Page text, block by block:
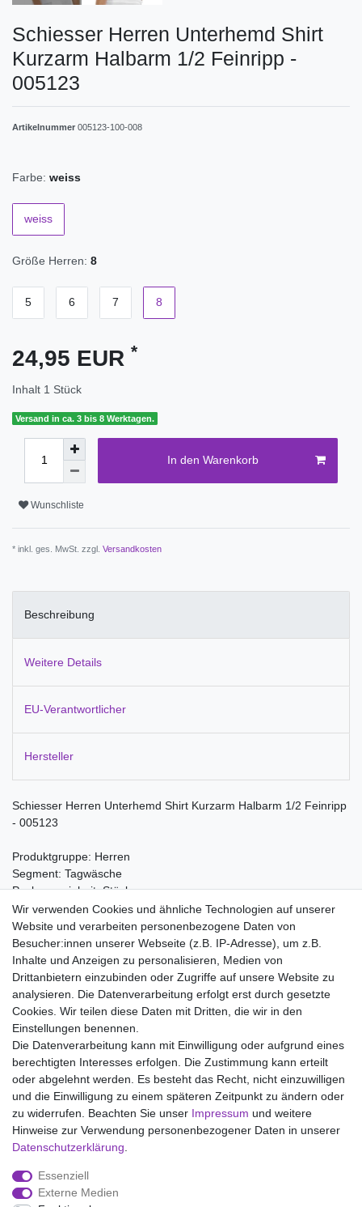
Schiesser Herren Unterhemd Shirt
Kurzarm Halbarm 1/2 Feinripp -
005123
Artikelnummer 005123-100-008
Farbe: weiss
weiss
Größe Herren: 8
5 6 7 8
24,95 EUR *
Inhalt 1 Stück
Versand in ca. 3 bis 8 Werktagen.
In den Warenkorb
Wunschliste
* inkl. ges. MwSt. zzgl. Versandkosten
Beschreibung
Weitere Details
EU-Verantwortlicher
Hersteller
Schiesser Herren Unterhemd Shirt Kurzarm Halbarm 1/2 Feinripp
- 005123
Produktgruppe: Herren
Segment: Tagwäsche
Packungseinheit: Stück
Material:
100% Baumwolle
Wir liefern mit DHL (auch Samstags)
Kostenloser Versand
14 Tage Rückgaberecht
Impressum Daten­schutz­erklärung AGB
Widerrufs­recht
Wir verwenden Cookies und ähnliche Technologien auf unserer
Website und verarbeiten personenbezogene Daten von
Besucher:innen unserer Webseite (z.B. IP-Adresse), um z.B.
Inhalte und Anzeigen zu personalisieren, Medien von
Drittanbietern einzubinden oder Zugriffe auf unsere Website zu
analysieren. Die Datenverarbeitung erfolgt erst durch gesetzte
Cookies. Wir teilen diese Daten mit Dritten, die wir in den
Einstellungen benennen.
Die Datenverarbeitung kann mit Einwilligung oder aufgrund eines
berechtigten Interesses erfolgen. Die Zustimmung kann erteilt
oder abgelehnt werden. Es besteht das Recht, nicht einzuwilligen
und die Einwilligung zu einem späteren Zeitpunkt zu ändern oder
zu widerrufen. Beachten Sie unser Impressum und weitere
Hinweise zur Verwendung personenbezogener Daten in unserer
Daten­schutz­erklärung
Essenziell
Externe Medien